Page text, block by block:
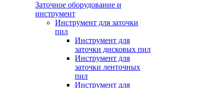
Заточное оборудование и
инструмент
Инструмент для заточки
пил
Инструмент для
заточки дисковых пил
Инструмент для
заточки ленточных
пил
Инструмент для